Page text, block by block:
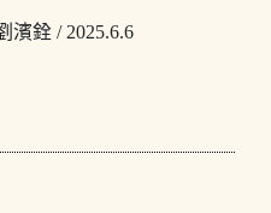
濱銓 / 2025.6.6